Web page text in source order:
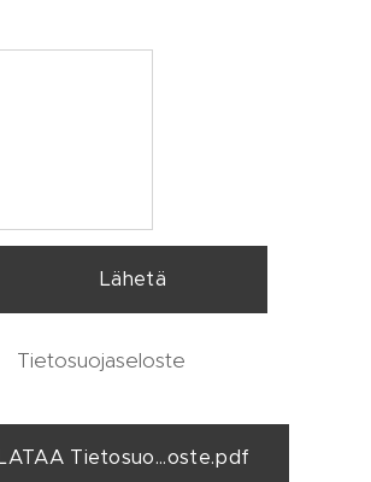
Lähetä
Tietosuojaseloste
Tietosuo...oste.pdf